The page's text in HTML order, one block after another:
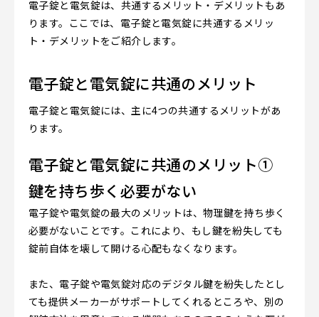
電子錠と電気錠は、共通するメリット・デメリットもあ
ります。ここでは、電子錠と電気錠に共通するメリッ
ト・デメリットをご紹介します。
電子錠と電気錠に共通のメリット
電子錠と電気錠には、主に4つの共通するメリットがあ
ります。
電子錠と電気錠に共通のメリット①
鍵を持ち歩く必要がない
電子錠や電気錠の最大のメリットは、物理鍵を持ち歩く
必要がないことです。これにより、もし鍵を紛失しても
錠前自体を壊して開ける心配もなくなります。
また、電子錠や電気錠対応のデジタル鍵を紛失したとし
ても提供メーカーがサポートしてくれるところや、別の